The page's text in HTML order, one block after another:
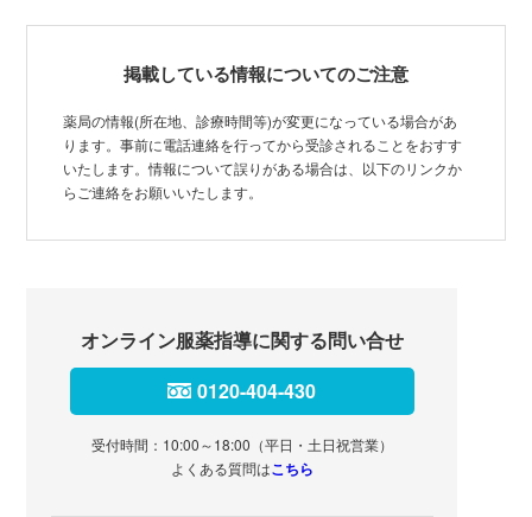
掲載している情報についてのご注意
薬局の情報(所在地、診療時間等)が変更になっている場合があ
ります。事前に電話連絡を行ってから受診されることをおすす
いたします。情報について誤りがある場合は、以下のリンクか
らご連絡をお願いいたします。
オンライン服薬指導に関する問い合せ
0120-404-430
受付時間：10:00～18:00（平日・土日祝営業）
よくある質問はこちら